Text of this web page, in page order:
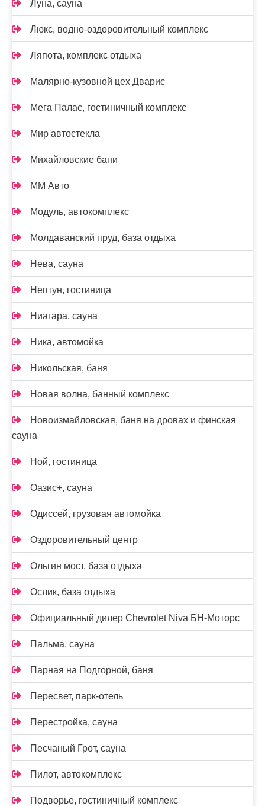
Луна, сауна
Люкс, водно-оздоровительный комплекс
Ляпота, комплекс отдыха
Малярно-кузовной цех Дварис
Мега Палас, гостиничный комплекс
Мир автостекла
Михайловские бани
ММ Авто
Модуль, автокомплекс
Молдаванский пруд, база отдыха
Нева, сауна
Нептун, гостиница
Ниагара, сауна
Ника, автомойка
Никольская, баня
Новая волна, банный комплекс
Новоизмайловская, баня на дровах и финская
сауна
Ной, гостиница
Оазис+, сауна
Одиссей, грузовая автомойка
Оздоровительный центр
Ольгин мост, база отдыха
Ослик, база отдыха
Официальный дилер Chevrolet Niva БН-Моторс
Пальма, сауна
Парная на Подгорной, баня
Пересвет, парк-отель
Перестройка, сауна
Песчаный Грот, сауна
Пилот, автокомплекс
Подворье, гостиничный комплекс